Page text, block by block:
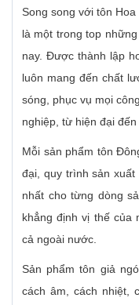
Song song với tôn
là một trong top
nay. Được thành lập
luôn mang đến chất
sóng, phục vụ mọi
nghiệp, từ hiện đại
Mỗi sản phẩm tôn
đại, quy trình sản
nhất cho từng dòng
khẳng định vị thế của
cả ngoài nước.
Sản phẩm tôn giả
cách âm, cách nhiệt,